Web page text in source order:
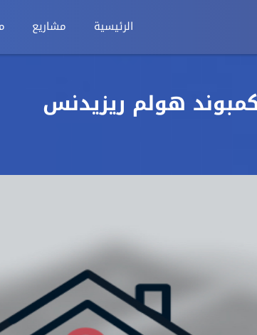
الرئيسية مشاريع
في كمبوند هولم ريزيدنس